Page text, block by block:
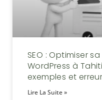
SEO : Optimiser
WordPress à
exemples et
Lire La Suite »